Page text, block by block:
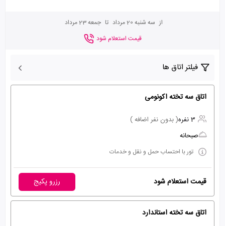
از سه شنبه 20 مرداد تا جمعه 23 مرداد
قیمت استعلام شود
فیلتر اتاق ها
اتاق سه تخته اکونومی
3 نفره
( بدون نفر اضافه )
صبحانه
تور با احتساب حمل و نقل و خدمات
قیمت استعلام شود رزرو پکیج
اتاق سه تخته استاندارد